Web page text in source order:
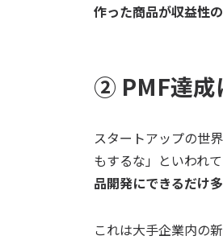
作った商品が収益性
② PMF達成
スタートアップの世
もするな」といわれて
品開発にできるだけ
これは大手企業内の